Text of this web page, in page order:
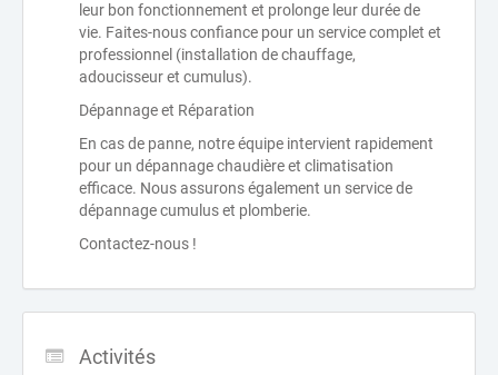
leur bon fonctionnement et prolonge leur durée de
vie. Faites-nous confiance pour un service complet et
professionnel (installation de chauffage,
adoucisseur et cumulus).
Dépannage et Réparation
En cas de panne, notre équipe intervient rapidement
pour un dépannage chaudière et climatisation
efficace. Nous assurons également un service de
dépannage cumulus et plomberie.
Contactez-nous !
Activités